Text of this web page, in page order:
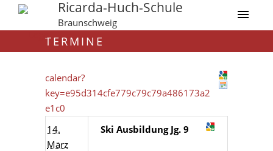
Ricarda-Huch-Schule
Braunschweig
TERMINE
calendar?
key=e95d314cfe779c79c79a486173a2
e1c0
14.
März
Ski Ausbildung Jg. 9